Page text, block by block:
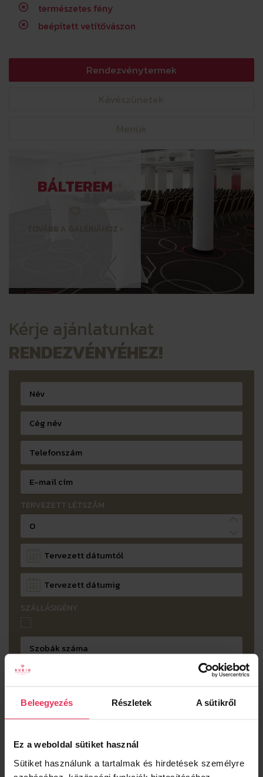
Beleegyezés Részletek A sütikről
Ez a weboldal sütiket használ
Sütiket használunk a tartalmak és hirdetések személyre
természetes fény
beépített vetítővászon
Rendezvénytermek
BÁLTEREM
TOVÁBB A GALÉRIÁHOZ ›
Kérje ajánlatunkat
RENDEZVÉNYÉHEZ!
TERVEZETT LÉTSZÁM
SZÁLLÁSIGÉNY
RENDEZVÉNY JELLEGE
CATERING IGÉNY
Kérem, válasszon!